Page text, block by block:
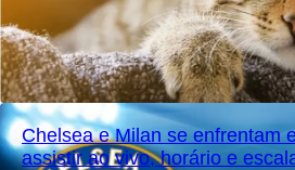
Chelsea e Milan se enfrentam
assistir ao vivo, horário e